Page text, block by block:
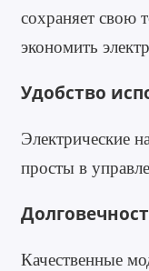
сохраняет свою
экономить
Удобство
Электрические
просты в
Качественные